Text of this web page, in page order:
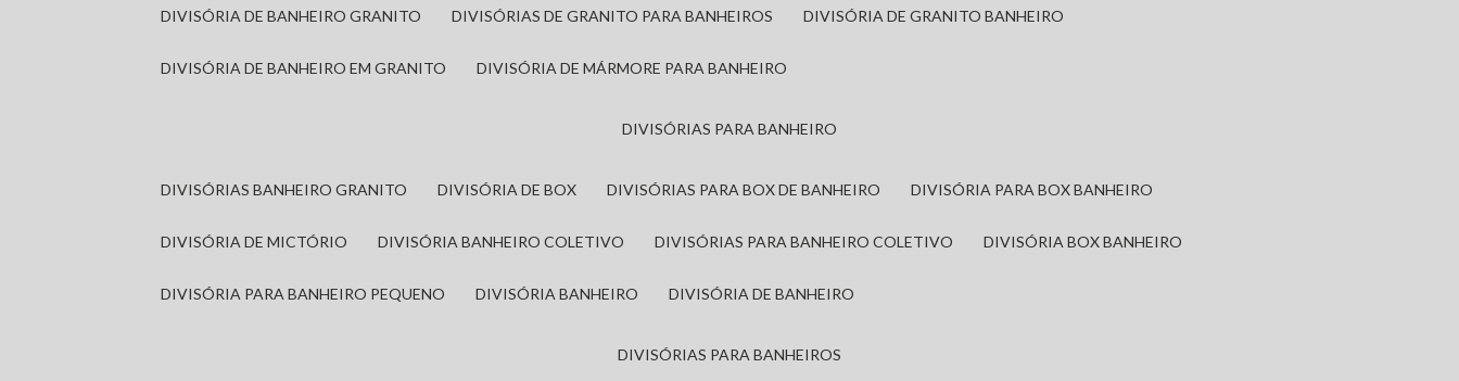
DIVISÓRIA DE BANHEIRO GRANITO DIVISÓRIAS DE GRANITO PARA BANHEIROS DIVISÓRIA DE GRANITO BANHEIRO
DIVISÓRIA DE BANHEIRO EM GRANITO DIVISÓRIA DE MÁRMORE PARA BANHEIRO
DIVISÓRIAS PARA BANHEIRO
DIVISÓRIAS BANHEIRO GRANITO DIVISÓRIA DE BOX DIVISÓRIAS PARA BOX DE BANHEIRO DIVISÓRIA PARA BOX BANHEIRO
DIVISÓRIA DE MICTÓRIO DIVISÓRIA BANHEIRO COLETIVO DIVISÓRIAS PARA BANHEIRO COLETIVO DIVISÓRIA BOX BANHEIRO
DIVISÓRIA PARA BANHEIRO PEQUENO DIVISÓRIA BANHEIRO DIVISÓRIA DE BANHEIRO
DIVISÓRIAS PARA BANHEIROS